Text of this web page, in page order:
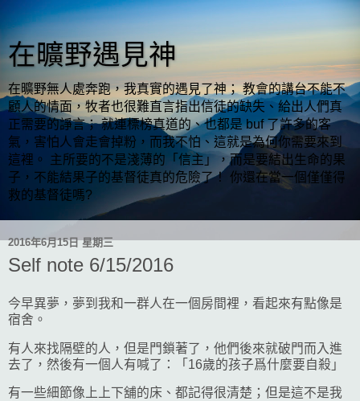
在曠野遇見神
在曠野無人處奔跑，我真實的遇見了神； 教會的講台不能不
顧人的情面，牧者也很難直言指出信徒的缺失、給出人們真
正需要的諍言； 就連標榜真道的、也都是 buf 了許多的客
氣，害怕人會走會掉粉，而我不怕、這就是為何你需要來到
這裡。 主所要的不是淺薄的「信主」，而是要結出生命的果
子，不能結果子的基督徒真的危險了！ 你還在當一個僅僅得
救的基督徒嗎?
2016年6月15日 星期三
Self note 6/15/2016
今早異夢，夢到我和一群人在一個房間裡，看起來有點像是
宿舍。
有人來找隔壁的人，但是門鎖著了，他們後來就破門而入進
去了，然後有一個人有喊了：「16歲的孩子爲什麼要自殺」
有一些細節像上上下舖的床、都記得很清楚；但是這不是我